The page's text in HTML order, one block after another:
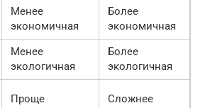
Менее
экономичная
Более
экономичная
Менее
экологичная
Более
экологичная
Проще Сложнее